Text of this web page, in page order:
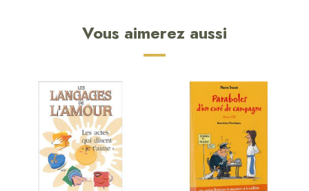
Vous aimerez aussi